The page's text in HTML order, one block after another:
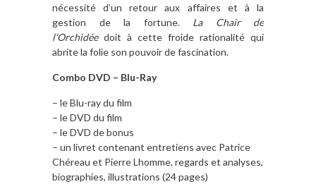
nécessité d’un retour aux affaires et à la
gestion de la fortune. La Chair de
l’Orchidéedoit à cette froide rationalité qui
abrite la folie son pouvoir de fascination.
Combo DVD – Blu-Ray
– le Blu-ray du film
– le DVD du film
– le DVD de bonus
– un livret contenant entretiens avec Patrice
Chéreau et Pierre Lhomme, regards et analyses,
biographies, illustrations (24 pages)